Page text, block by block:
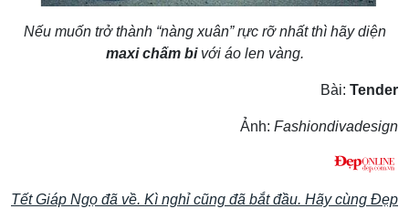
Nếu muốn trở thành “nàng xuân” rực rỡ nhất thì hãy diện
maxi chấm bi với áo len vàng.
Bài: Tender
Ảnh: Fashiondivadesign
Tết Giáp Ngọ đã về. Kì nghỉ cũng đã bắt đầu. Hãy cùng Đẹp